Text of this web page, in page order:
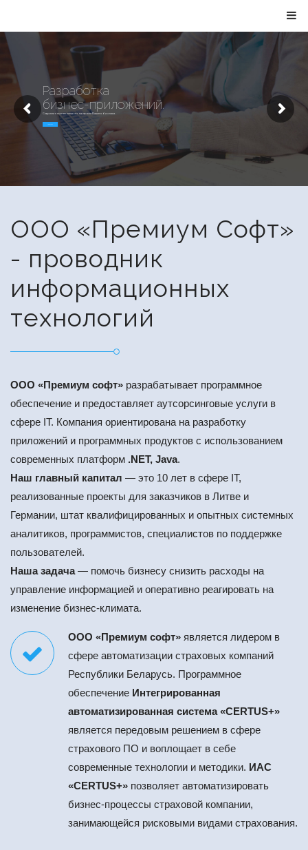
Разработка
бизнес-приложений.
Современные технологии на страже Вашего бизнеса.
ООО «Премиум Софт»
- проводник
информационных
технологий
ООО «Премиум софт» разрабатывает программное
обеспечение и предоставляет аутсорсинговые услуги в
сфере IT. Компания ориентирована на разработку
приложений и программных продуктов с использованием
современных платформ .NET, Java.
Наш главный капитал — это 10 лет в сфере IT,
реализованные проекты для заказчиков в Литве и
Германии, штат квалифицированных и опытных системных
аналитиков, программистов, специалистов по поддержке
пользователей.
Наша задача— помочь бизнесу снизить расходы на
управление информацией и оперативно реагировать на
изменение бизнес-климата.
ООО «Премиум софт» является лидером в
сфере автоматизации страховых компаний
Республики Беларусь. Программное
обеспечение Интегрированная
автоматизированная система «CERTUS+»
является передовым решением в сфере
страхового ПО и воплощает в себе
современные технологии и методики. ИАС
«CERTUS+» позволяет автоматизировать
бизнес-процессы страховой компании,
занимающейся рисковыми видами страхования.